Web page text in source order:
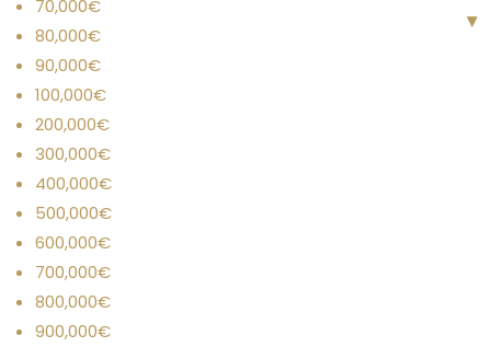
▾
70,000€
80,000€
90,000€
100,000€
200,000€
300,000€
400,000€
500,000€
600,000€
700,000€
800,000€
900,000€
▾